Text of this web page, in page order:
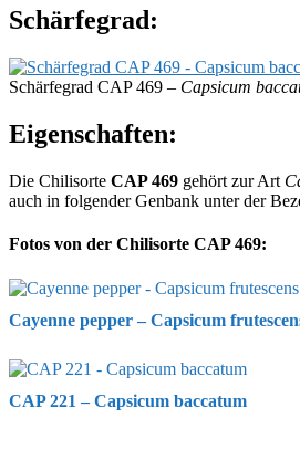
Schärfegrad:
Schärfegrad CAP 469 – Capsicum
Eigenschaften:
Die Chilisorte CAP 469 gehört zur Art
auch in folgender Genbank unter der
Fotos von der Chilisorte CAP 469:
Cayenne pepper – Capsicum
CAP 221 – Capsicum baccatum